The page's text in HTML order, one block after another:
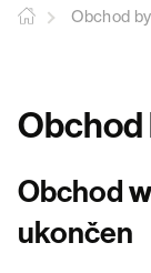
Obchod
Obchod
Obchod
ukončen